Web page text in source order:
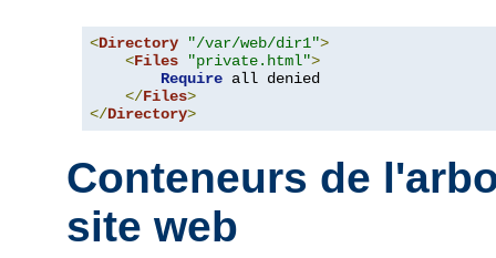
<Directory "/var/web/dir1">
<Files "private.html">
Require all denied
</Files>
</Directory>
Conteneurs de
site web